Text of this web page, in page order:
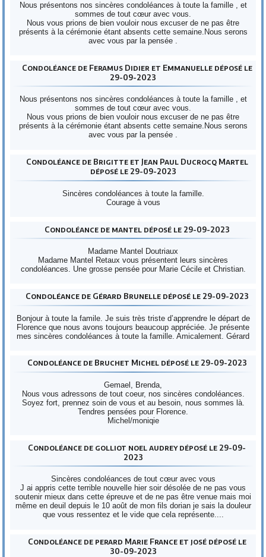
Nous présentons nos sincères condoléances à toute la famille , et
sommes de tout cœur avec vous.
Nous vous prions de bien vouloir nous excuser de ne pas être
présents à la cérémonie étant absents cette semaine.Nous serons
avec vous par la pensée .
Condoléance de Feramus Didier et Emmanuelle déposé le
29-09-2023
Nous présentons nos sincères condoléances à toute la famille , et
sommes de tout cœur avec vous.
Nous vous prions de bien vouloir nous excuser de ne pas être
présents à la cérémonie étant absents cette semaine.Nous serons
avec vous par la pensée .
Condoléance de Brigitte et Jean Paul Ducrocq Martel
déposé le 29-09-2023
Sincères condoléances à toute la famille.
Courage à vous
Condoléance de mantel déposé le 29-09-2023
Madame Mantel Doutriaux
Madame Mantel Retaux vous présentent leurs sincères
condoléances. Une grosse pensée pour Marie Cécile et Christian.
Condoléance de Gérard Brunelle déposé le 29-09-2023
Bonjour à toute la famile. Je suis très triste d’apprendre le départ de
Florence que nous avons toujours beaucoup appréciée. Je présente
mes sincères condoléances à toute la famille. Amicalement. Gérard
Condoléance de Bruchet Michel déposé le 29-09-2023
Gemael, Brenda,
Nous vous adressons de tout coeur, nos sincères condoléances.
Soyez fort, prennez soin de vous et au besoin, nous sommes là.
Tendres pensées pour Florence.
Michel/moniqie
Condoléance de golliot noel audrey déposé le 29-09-
2023
Sincères condoléances de tout cœur avec vous
J ai appris cette terrible nouvelle hier soir désolée de ne pas vous
soutenir mieux dans cette épreuve et de ne pas être venue mais moi
même en deuil depuis le 10 août de mon fils dorian je sais la douleur
que vous ressentez et le vide que cela représente....
Condoléance de perard Marie France et josé déposé le
30-09-2023